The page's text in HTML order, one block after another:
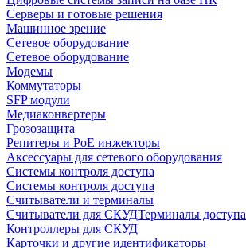
Серверы и готовые решения
Машинное зрение
Сетевое оборудование
Сетевое оборудование
Модемы
Коммутаторы
SFP модули
Медиаконвертеры
Грозозащита
Репитеры и PoE инжекторы
Аксессуары для сетевого оборудования
Системы контроля доступа
Системы контроля доступа
Считыватели и терминалы
Считыватели для СКУДТерминалы доступа
Контроллеры для СКУД
Карточки и другие идентификаторы